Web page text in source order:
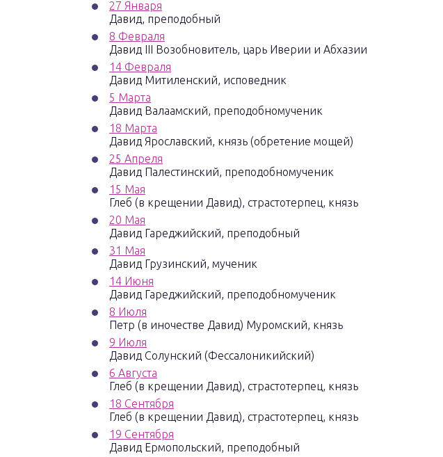
27 Января
Давид, преподобный
8 Февраля
Давид III Возобновитель, царь Иверии и Абхазии
14 Февраля
Давид Митиленский, исповедник
5 Марта
Давид Валаамский, преподобномученик
18 Марта
Давид Ярославский, князь (обретение мощей)
25 Апреля
Давид Палестинский, преподобномученик
15 Мая
Глеб (в крещении Давид), страстотерпец, князь
20 Мая
Давид Гареджийский, преподобный
31 Мая
Давид Грузинский, мученик
14 Июня
Давид Гареджийский, преподобномученик
8 Июля
Петр (в иночестве Давид) Муромский, князь
9 Июля
Давид Солунский (Фессалоникийский)
6 Августа
Глеб (в крещении Давид), страстотерпец, князь
18 Сентября
Глеб (в крещении Давид), страстотерпец, князь
19 Сентября
Давид Ермопольский, преподобный